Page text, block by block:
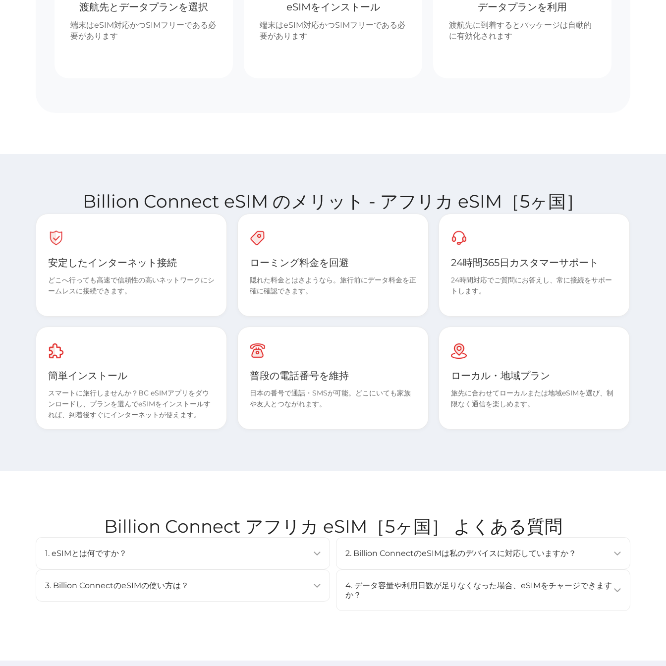
渡航先とデータプランを選択
端末はeSIM対応かつSIMフリーである必
要があります
eSIMをインストール
端末はeSIM対応かつSIMフリーである必
要があります
データプランを利用
渡航先に到着するとパッケージは自動的
に有効化されます
Billion Connect eSIM のメリット - アフリカ eSIM［5ヶ国］
安定したインターネット接続
どこへ行っても高速で信頼性の高いネットワークにシ
ームレスに接続できます。
ローミング料金を回避
隠れた料金とはさようなら。旅行前にデータ料金を正
確に確認できます。
24時間365日カスタマーサポート
24時間対応でご質問にお答えし、常に接続をサポー
トします。
簡単インストール
スマートに旅行しませんか？BC eSIMアプリをダウ
ンロードし、プランを選んでeSIMをインストールす
れば、到着後すぐにインターネットが使えます。
普段の電話番号を維持
日本の番号で通話・SMSが可能。どこにいても家族
や友人とつながれます。
ローカル・地域プラン
旅先に合わせてローカルまたは地域eSIMを選び、制
限なく通信を楽しめます。
Billion Connect アフリカ eSIM［5ヶ国］ よくある質問
1. eSIMとは何ですか？
デジタルSIMです。対応デバイスに内蔵されており、複数のプロファイルを保存するこ
3. Billion ConnectのeSIMの使い方は？
2. Billion ConnectのeSIMは私のデバイスに対応していますか？
（例：iPhone XS以降、Google Pixel 3以降、Samsung Galaxy S20以降）。詳しくは
[対応デバイス ]ページをご確認ください。
4. データ容量や利用日数が足りなくなった場合、eSIMをチャージできます
か？